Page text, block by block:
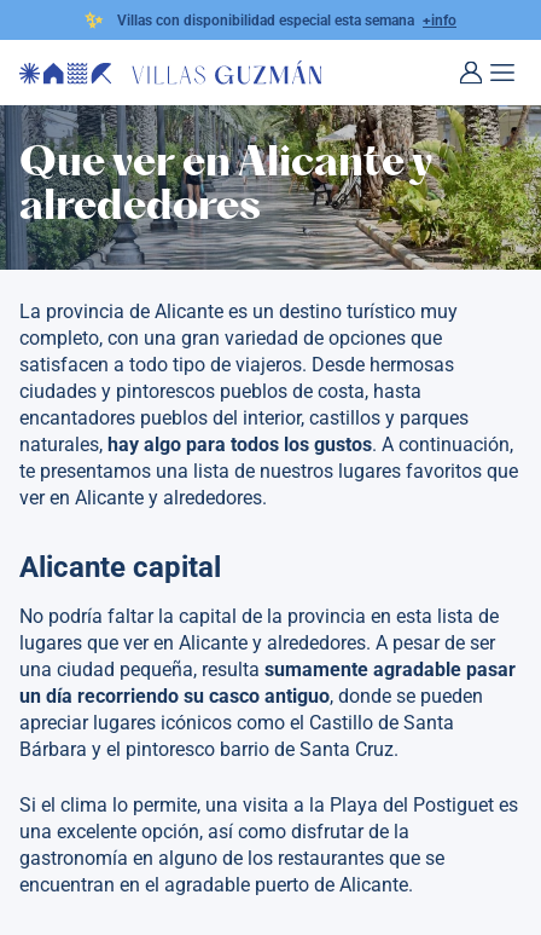
✨ Villas con disponibilidad especial esta semana +info
Que ver en Alicante y
alrededores
La provincia de Alicante es un destino turístico muy
completo, con una gran variedad de opciones que
satisfacen a todo tipo de viajeros. Desde hermosas
ciudades y pintorescos pueblos de costa, hasta
encantadores pueblos del interior, castillos y parques
naturales, hay algo para todos los gustos. A continuación,
te presentamos una lista de nuestros lugares favoritos que
ver en Alicante y alrededores.
Alicante capital
No podría faltar la capital de la provincia en esta lista de
lugares que ver en Alicante y alrededores. A pesar de ser
una ciudad pequeña, resulta sumamente agradable pasar
un día recorriendo su casco antiguo, donde se pueden
apreciar lugares icónicos como el Castillo de Santa
Bárbara y el pintoresco barrio de Santa Cruz.
Si el clima lo permite, una visita a la Playa del Postiguet es
una excelente opción, así como disfrutar de la
gastronomía en alguno de los restaurantes que se
encuentran en el agradable puerto de Alicante.